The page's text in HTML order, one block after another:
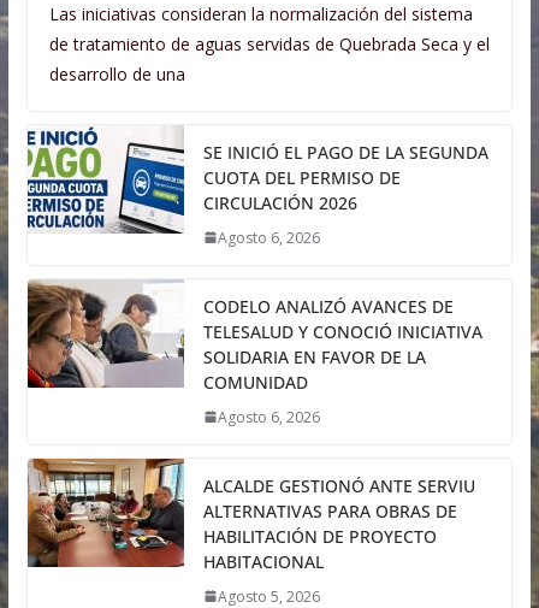
Las iniciativas consideran la normalización del sistema
de tratamiento de aguas servidas de Quebrada Seca y el
desarrollo de una
SE INICIÓ EL PAGO DE LA SEGUNDA
CUOTA DEL PERMISO DE
CIRCULACIÓN 2026
Agosto 6, 2026
CODELO ANALIZÓ AVANCES DE
TELESALUD Y CONOCIÓ INICIATIVA
SOLIDARIA EN FAVOR DE LA
COMUNIDAD
Agosto 6, 2026
ALCALDE GESTIONÓ ANTE SERVIU
ALTERNATIVAS PARA OBRAS DE
HABILITACIÓN DE PROYECTO
HABITACIONAL
Agosto 5, 2026